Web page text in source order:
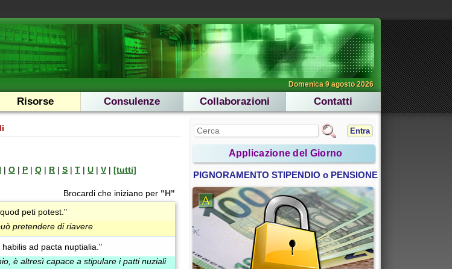
Domenica 9 agosto 2026
Risorse Consulenze Collaborazioni Contatti
| O | P | Q | R | S | T | U | V | [tutti]
Brocardi che iniziano per "H"
peti potest."
pretendere di riavere
ad pacta nuptialia."
è altresì capace a stipulare i patti nuziali
Entra
Applicazione del Giorno
PIGNORAMENTO STIPENDIO o PENSIONE